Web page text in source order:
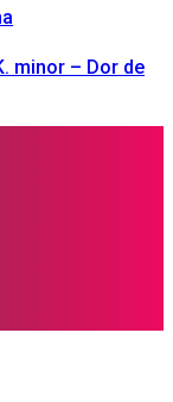
minor – Dor de